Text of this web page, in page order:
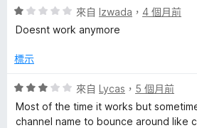
評
價
分
滿
分
來自 lzwada ， 4 個月前
Doesnt work anymore
標示
評
價
3
來自 Lycas ， 5 個月前
Most of the time it works but
channel name to bounce around like